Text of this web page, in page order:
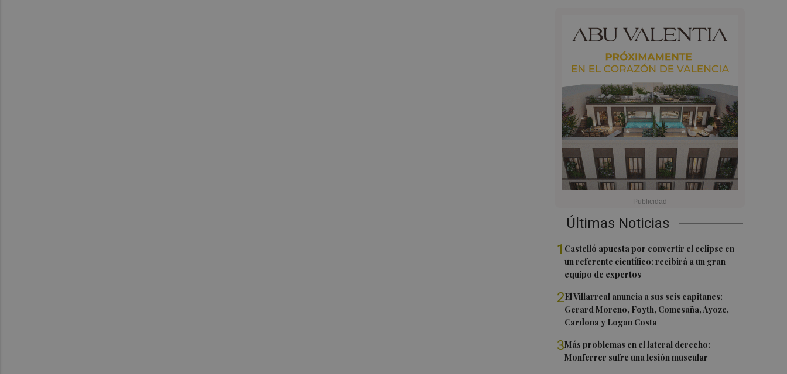
Últimas Noticias
1 Castelló apuesta por convertir el eclipse en
un referente científico: recibirá a un gran
equipo de expertos
2El Villarreal anuncia a sus seis capitanes:
Gerard Moreno, Foyth, Comesaña, Ayoze,
Cardona y Logan Costa
3Más problemas en el lateral derecho:
Monferrer sufre una lesión muscular